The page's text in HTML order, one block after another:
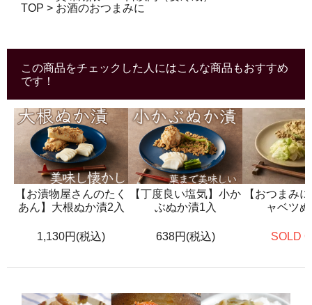
TOP > お酒のおつまみに
この商品をチェックした人にはこんな商品もおすすめ
です！
【お漬物屋さんのたく
あん】大根ぬか漬2入
1,130円(税込)
【丁度良い塩気】小か
ぶぬか漬1入
638円(税込)
【おつまみ
ャベツ
SOLD